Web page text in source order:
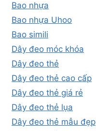
Bao nhựa
Bao nhựa Uhoo
Bao simili
Dây đeo móc khóa
Dây đeo thẻ
Dây đeo thẻ cao cấp
Dây đeo thẻ giá rẻ
Dây đeo thẻ lụa
Dây đeo thẻ mẫu đẹp